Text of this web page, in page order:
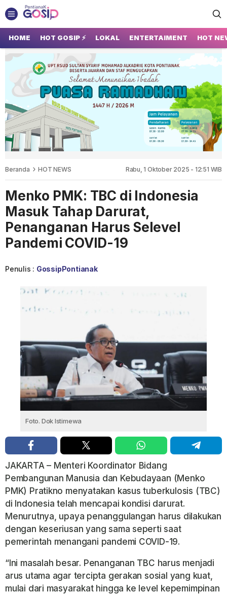
GOSIP PONTIANAK
Tempatnya Gosip Terupdate Pontianak
HOME HOT GOSIP ⚡ LOKAL ENTERTAIMENT HOT
Beranda HOT NEWS Rabu, 1 Oktober 2025 - 12:51 WIB
Menko PMK: TBC di Indonesia
Masuk Tahap Darurat,
Penanganan Harus Selevel
Pandemi COVID-19
Penulis : GossipPontianak
Foto. Dok Istimewa
JAKARTA – Menteri Koordinator Bidang
Pembangunan Manusia dan Kebudayaan (Menko
PMK) Pratikno menyatakan kasus tuberkulosis (TBC)
di Indonesia telah mencapai kondisi darurat.
Menurutnya, upaya penanggulangan harus dilakukan
dengan keseriusan yang sama seperti saat
pemerintah menangani pandemi COVID-19.
“Ini masalah besar. Penanganan TBC harus menjadi
arus utama agar tercipta gerakan sosial yang kuat,
mulai dari masyarakat hingga ke level kepemimpinan